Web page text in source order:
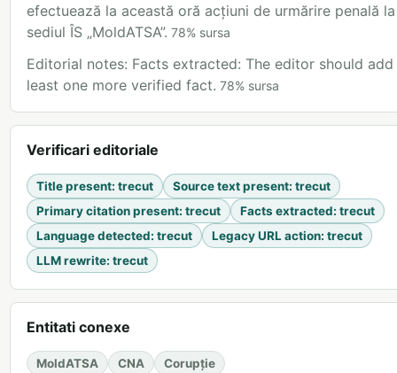
efectuează la această oră acțiuni de urmărire penală la
sediul ÎS „MoldATSA”. 78% sursa
Editorial notes: Facts extracted: The editor should
least one more verified fact. 78% sursa
Verificari editoriale
Title present: trecut Source text present: trecut
Primary citation present: trecut Facts extracted: trecut
Language detected: trecut Legacy URL action: trecut
LLM rewrite: trecut
Entitati conexe
MoldATSA CNA Corupție